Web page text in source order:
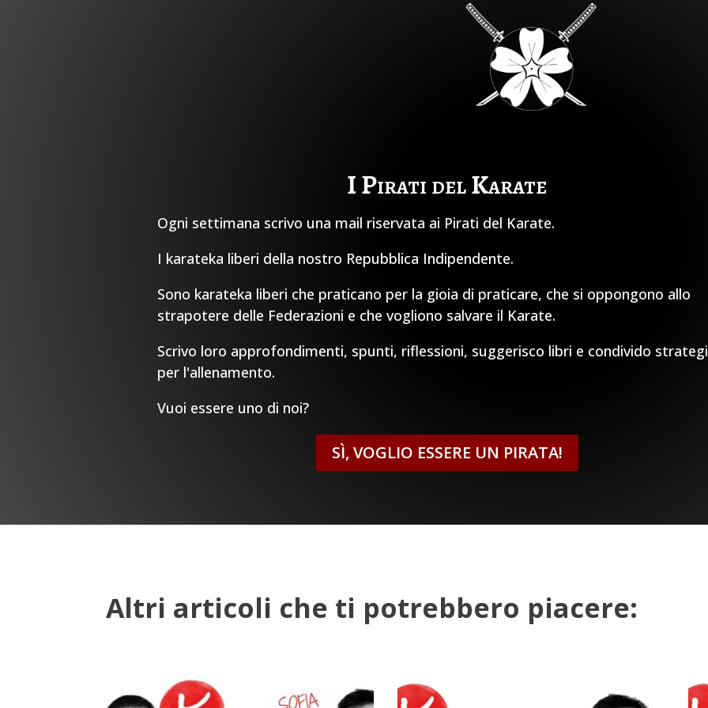
I Pirati del Karate
Ogni settimana scrivo una mail riservata ai Pirati del Karate.
I karateka liberi della nostro Repubblica Indipendente.
Sono karateka liberi che praticano per la gioia di praticare, che si oppongono allo
strapotere delle Federazioni e che vogliono salvare il Karate.
Scrivo loro approfondimenti, spunti, riflessioni, suggerisco libri e condivido
per l'allenamento.
Vuoi essere uno di noi?
SÌ, VOGLIO ESSERE UN PIRATA!
Altri articoli che ti potrebbero piacere: